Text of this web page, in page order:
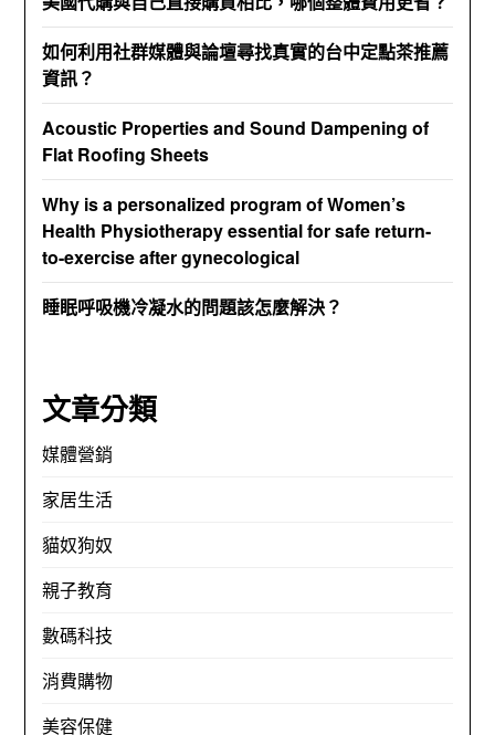
如何利用社群媒體與論壇尋找真實的台中定點茶推薦
資訊？
Acoustic Properties and Sound Dampening of
Flat Roofing Sheets
Why is a personalized program of Women’s
Health Physiotherapy essential for safe return-
to-exercise after gynecological
睡眠呼吸機冷凝水的問題該怎麼解決？
文章分類
媒體營銷
家居生活
貓奴狗奴
親子教育
數碼科技
消費購物
美容保健